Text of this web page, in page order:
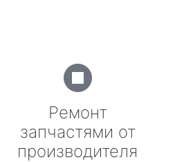
Ремонт
запчастями от
производителя